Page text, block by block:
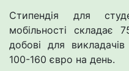
Стипендія для
мобільності складає
добові для
100-160 євро на день.